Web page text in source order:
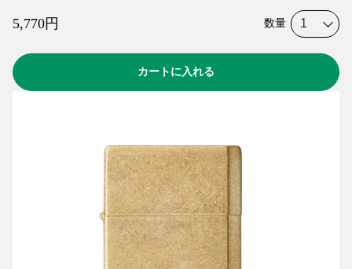
5,770円 数量
カートに入れる